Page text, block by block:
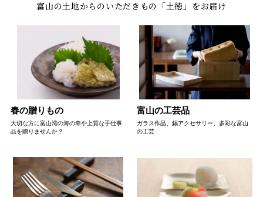
春の贈りもの
大切な方に富山湾の海の幸や上質な手仕事
品を贈りませんか？
富山の工芸品
ガラス作品、錫アクセサリー、多彩な富山
の工芸